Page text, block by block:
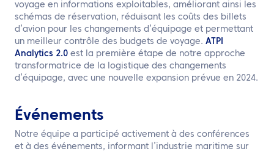
voyage en informations exploitables, améliorant ainsi les
schémas de réservation, réduisant les coûts des billets
d’avion pour les changements d’équipage et permettant
un meilleur contrôle des budgets de voyage. ATPI
Analytics 2.0 est la première étape de notre approche
transformatrice de la logistique des changements
d’équipage, avec une nouvelle expansion prévue en 2024.
Événements
Notre équipe a participé activement à des conférences
et à des événements, informant l’industrie maritime sur